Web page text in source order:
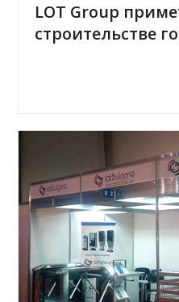
LOT Group
строительстве